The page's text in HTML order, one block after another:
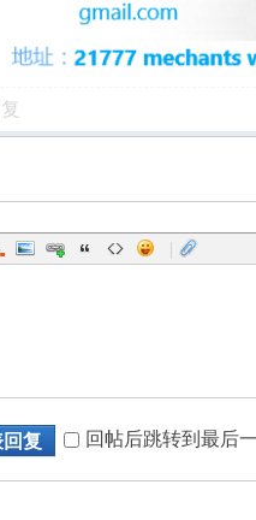
|
复 回帖后跳转到最后